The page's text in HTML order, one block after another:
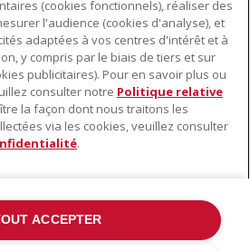
(cookies fonctionnels), réaliser des
l'audience (cookies d'analyse), et
adaptées à vos centres d'intérêt et à
y compris par le biais de tiers et sur
publicitaires). Pour en savoir plus ou
consulter notre Politique relative
la façon dont nous traitons les
via les cookies, veuillez consulter
.
ACCEPTER